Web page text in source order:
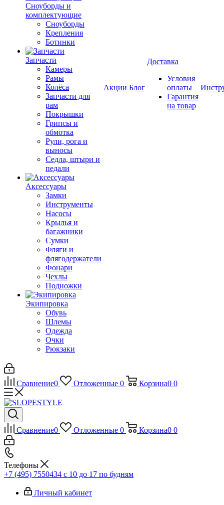
Cноуборды и
комплектующие
Сноуборды
Крепления
Ботинки
Запчасти
Камеры
Рамы
Колёса
Запчасти для
рам
Покрышки
Грипсы и
обмотка
Рули, рога и
выносы
Седла, штыри и
педали
Аксессуары
Замки
Инструменты
Насосы
Крылья и
багажники
Сумки
Фляги и
флягодержатели
Фонари
Чехлы
Подножки
Экипировка
Обувь
Шлемы
Одежда
Очки
Рюкзаки
Акции Блог
Доставка
Условия
оплаты
Гарантия
на товар
Сравнение0 Отложенные 0 Корзина0 0
Сравнение0 Отложенные 0 Корзина0 0
Телефоны
+7 (495) 7550434 с 10 до 17 по будням
Личный кабинет